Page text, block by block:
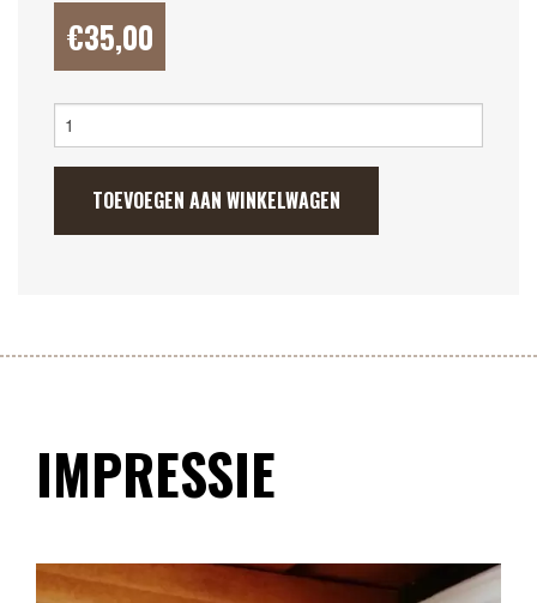
€35,00
deurstopper
aantal
TOEVOEGEN AAN WINKELWAGEN
IMPRESSIE